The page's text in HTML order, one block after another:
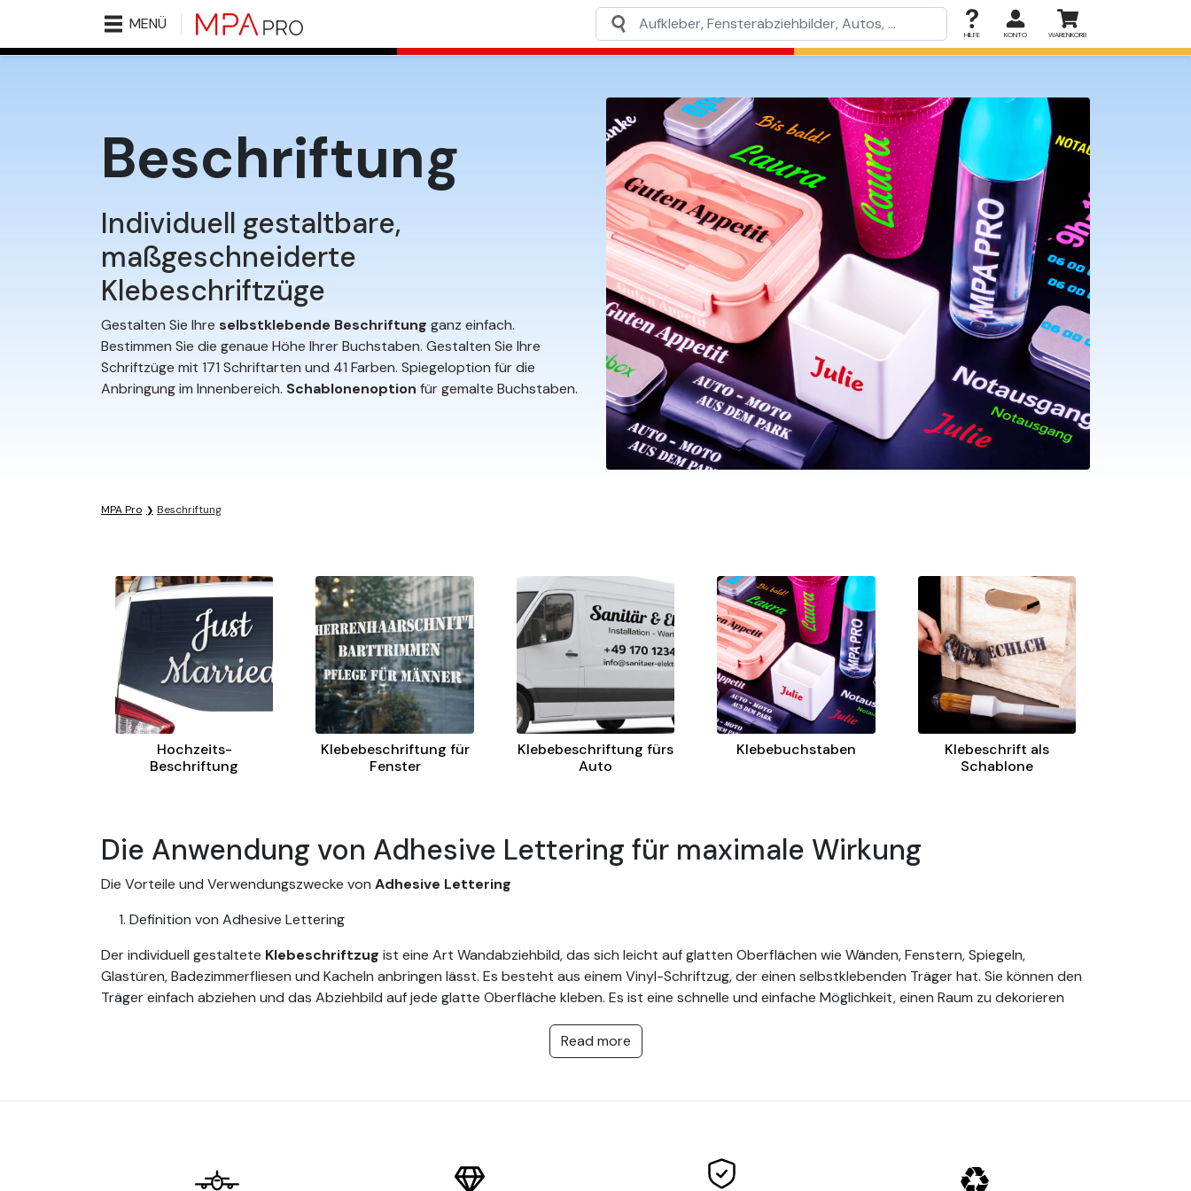
MENÜ
HILFE KONTO WARENKORB
Beschriftung
Individuell gestaltbare,
maßgeschneiderte
Klebeschriftzüge
Gestalten Sie Ihre selbstklebende Beschriftung ganz einfach.
Bestimmen Sie die genaue Höhe Ihrer Buchstaben. Gestalten Sie Ihre
Schriftzüge mit 171 Schriftarten und 41 Farben. Spiegeloption für die
Anbringung im Innenbereich. Schablonenoption für gemalte Buchstaben.
MPA Pro Beschriftung
Hochzeits-
Beschriftung
Klebebeschriftung für
Fenster
Klebebeschriftung fürs
Auto
Klebebuchstaben
Klebeschrift als
Schablone
Die Anwendung von Adhesive Lettering für maximale Wirkung
Die Vorteile und Verwendungszwecke von Adhesive Lettering
Definition von Adhesive Lettering
Der individuell gestaltete Klebeschriftzug ist eine Art Wandabziehbild, das sich leicht auf glatten Oberflächen wie Wänden, Fenstern, Spiegeln,
Glastüren, Badezimmerfliesen und Kacheln anbringen lässt. Es besteht aus einem Vinyl-Schriftzug, der einen selbstklebenden Träger hat. Sie können den
Träger einfach abziehen und das Abziehbild auf jede glatte Oberfläche kleben. Es ist eine schnelle und einfache Möglichkeit, einen Raum zu dekorieren
Spachtel oder ein Buttermesser verwenden, um die Buchstaben vorsichtig von der Wand zu heben.
Reliefschrift: Diese Art der Beschriftung besteht aus Vinyl, das gegenüber der Oberfläche erhöht wurde. Diese Art von Beschriftung ist nur für den
Innenbereich geeignet.
Read more